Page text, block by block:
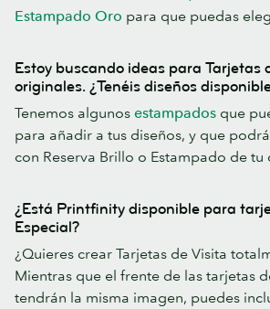
Estampado Oro para que puedas
Estoy buscando ideas para Tarjetas
originales. ¿Tenéis diseños
Tenemos algunos estampados que
para añadir a tus diseños, y que
con Reserva Brillo o Estampado de tu
¿Está Printfinity disponible para
Especial?
¿Quieres crear Tarjetas de Visita
Mientras que el frente de las tarjetas
tendrán la misma imagen, puedes